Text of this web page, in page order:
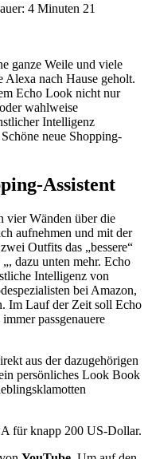
4 Minuten 21
ganze Weile und viele
Alexa nach Hause geholt.
Echo Look nicht nur
wahlweise
Intelligenz
neue Shopping-
Assistent
vier Wänden über die
aufnehmen und mit der
Outfits das „bessere“
dazu unten mehr. Echo
Intelligenz von
bei Amazon,
Im Lauf der Zeit soll Echo
passgenauere
aus der dazugehörigen
persönliches Look Book
für knapp 200 US-Dollar.